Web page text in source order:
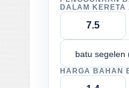
DALAM KERETA
batu segelen
HARGA BAHAN